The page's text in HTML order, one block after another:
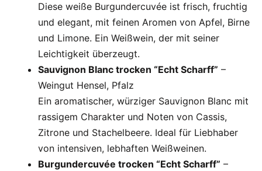
Diese weiße Burgundercuvée ist frisch, fruchtig
und elegant, mit feinen Aromen von Apfel, Birne
und Limone. Ein Weißwein, der mit seiner
Leichtigkeit überzeugt.
Sauvignon Blanc trocken “Echt Scharff” –
Weingut Hensel, Pfalz
Ein aromatischer, würziger Sauvignon Blanc mit
rassigem Charakter und Noten von Cassis,
Zitrone und Stachelbeere. Ideal für Liebhaber
von intensiven, lebhaften Weißweinen.
Burgundercuvée trocken “Echt Scharff” –